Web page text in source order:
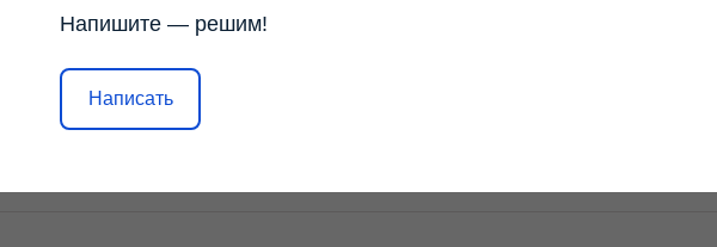
Напишите — решим!
Написать